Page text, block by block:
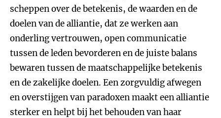
scheppen over de betekenis, de waarden en de
doelen van de alliantie, dat ze werken aan
onderling vertrouwen, open communicatie
tussen de leden bevorderen en de juiste balans
bewaren tussen de maatschappelijke betekenis
en de zakelijke doelen. Een zorgvuldig afwegen
en overstijgen van paradoxen maakt een alliantie
sterker en helpt bij het behouden van haar